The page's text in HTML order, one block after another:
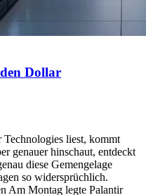
Dollar
liest, kommt
genauer hinschaut, entdeckt
diese Gemengelage
so widersprüchlich.
Am Montag legte Palantir